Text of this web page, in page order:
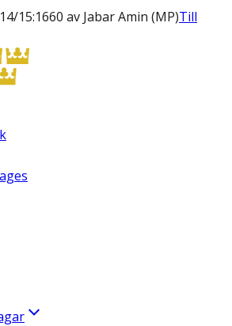
15:1660 av Jabar Amin (MP)Till